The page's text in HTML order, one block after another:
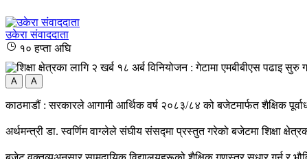
उकेरा संवाददाता
१० हप्ता अघि
A A
काठमाडौं : सरकारले आगामी आर्थिक वर्ष २०८३/८४ को बजेटमार्फत शैक्षिक
अर्थमन्त्री डा. स्वर्णिम वाग्लेले संघीय संसद्मा प्रस्तुत गरेको बजेटमा शिक्षा